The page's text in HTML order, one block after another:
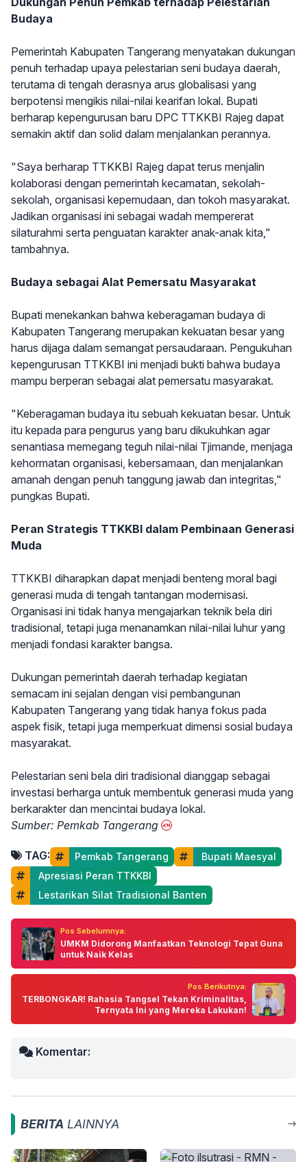
Budaya
Pemerintah Kabupaten Tangerang menyatakan dukungan
penuh terhadap upaya pelestarian seni budaya daerah,
terutama di tengah derasnya arus globalisasi yang
berpotensi mengikis nilai-nilai kearifan lokal. Bupati
berharap kepengurusan baru DPC TTKKBI Rajeg dapat
semakin aktif dan solid dalam menjalankan perannya.
"Saya berharap TTKKBI Rajeg dapat terus menjalin
kolaborasi dengan pemerintah kecamatan, sekolah-
sekolah, organisasi kepemudaan, dan tokoh masyarakat.
Jadikan organisasi ini sebagai wadah mempererat
silaturahmi serta penguatan karakter anak-anak kita,"
tambahnya.
Budaya sebagai Alat Pemersatu Masyarakat
Bupati menekankan bahwa keberagaman budaya di
Kabupaten Tangerang merupakan kekuatan besar yang
harus dijaga dalam semangat persaudaraan. Pengukuhan
kepengurusan TTKKBI ini menjadi bukti bahwa budaya
mampu berperan sebagai alat pemersatu masyarakat.
"Keberagaman budaya itu sebuah kekuatan besar. Untuk
itu kepada para pengurus yang baru dikukuhkan agar
senantiasa memegang teguh nilai-nilai Tjimande, menjaga
kehormatan organisasi, kebersamaan, dan menjalankan
amanah dengan penuh tanggung jawab dan integritas,"
pungkas Bupati.
Peran Strategis TTKKBI dalam Pembinaan Generasi
Muda
TTKKBI diharapkan dapat menjadi benteng moral bagi
generasi muda di tengah tantangan modernisasi.
Organisasi ini tidak hanya mengajarkan teknik bela diri
tradisional, tetapi juga menanamkan nilai-nilai luhur yang
menjadi fondasi karakter bangsa.
Dukungan pemerintah daerah terhadap kegiatan
semacam ini sejalan dengan visi pembangunan
Kabupaten Tangerang yang tidak hanya fokus pada
aspek fisik, tetapi juga memperkuat dimensi sosial budaya
masyarakat.
Pelestarian seni bela diri tradisional dianggap sebagai
investasi berharga untuk membentuk generasi muda yang
berkarakter dan mencintai budaya lokal.
Sumber: Pemkab Tangerang
TAG: Pemkab Tangerang
Bupati Maesyal
Apresiasi Peran TTKKBI
Lestarikan Silat Tradisional Banten
Pos Sebelumnya:
UMKM Didorong Manfaatkan Teknologi Tepat Guna
untuk Naik Kelas
Pos Berikutnya:
TERBONGKAR! Rahasia Tangsel Tekan Kriminalitas,
Ternyata Ini yang Mereka Lakukan!
Komentar:
BERITA LAINNYA